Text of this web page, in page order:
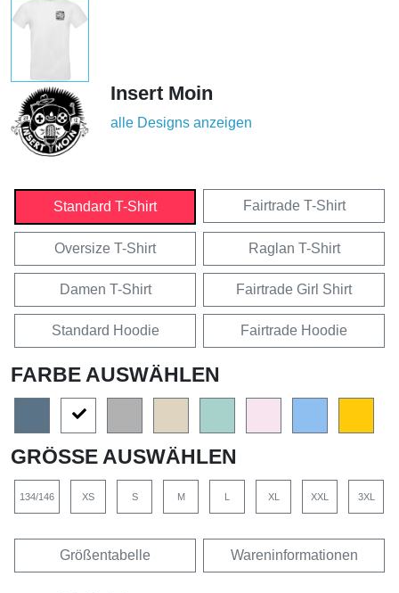
Insert Moin
alle Designs anzeigen
Standard T-Shirt Fairtrade T-Shirt
Oversize T-Shirt Raglan T-Shirt
Damen T-Shirt Fairtrade Girl Shirt
Standard Hoodie Fairtrade Hoodie
FARBE AUSWÄHLEN
GRÖSSE AUSWÄHLEN
134/146 XS S M L XL XXL 3XL
Größentabelle Wareninformationen